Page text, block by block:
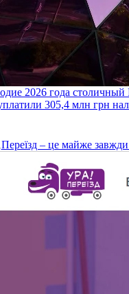
2026 года
305,4 млн грн
Переїзд – це майже